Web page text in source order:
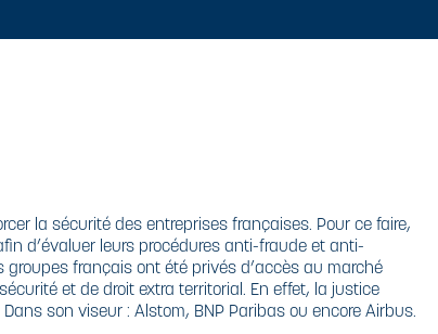
la sécurité des entreprises françaises. Pour ce faire,
d’évaluer leurs procédures anti-fraude et anti-
français ont été privés d’accès au marché
et de droit extra territorial. En effet, la justice
son viseur : Alstom, BNP Paribas ou encore Airbus.